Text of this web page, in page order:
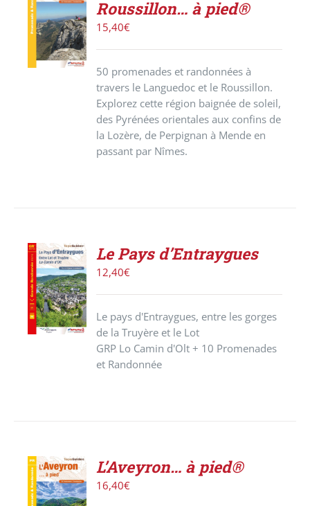
LE
PRODUIT
/
DÉTAILS
Roussillon… à pied®
15,40€
50 promenades et randonnées à
travers le Languedoc et le Roussillon.
Explorez cette région baignée de soleil,
des Pyrénées orientales aux confins de
la Lozère, de Perpignan à Mende en
passant par Nîmes.
ACHETER
LE
PRODUIT
/
DÉTAILS
Le Pays d’Entraygues
12,40€
Le pays d'Entraygues, entre les gorges
de la Truyère et le Lot
GRP Lo Camin d'Olt + 10 Promenades
et Randonnée
AJOUTER
AU
L’Aveyron… à pied®
16,40€